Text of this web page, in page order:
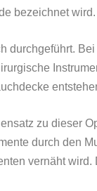
bezeichnet wird.
durchgeführt.
zu dieser
durch den
vernäht